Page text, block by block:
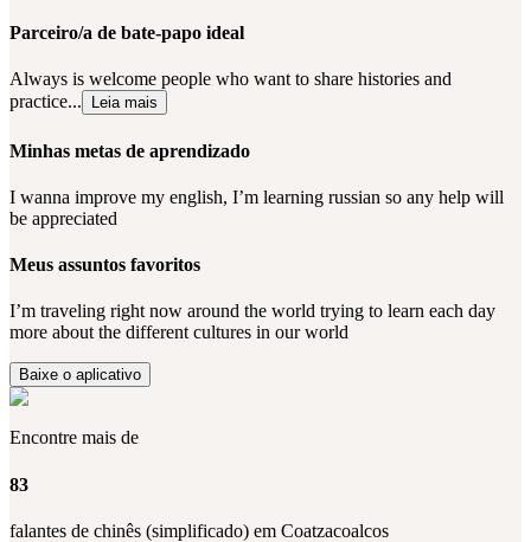
Parceiro/a de bate-papo ideal
Always is welcome people who want to share histories and
practice...
Leia mais
Minhas metas de aprendizado
I wanna improve my english, I’m learning russian so any help will
be appreciated
Meus assuntos favoritos
I’m traveling right now around the world trying to learn each day
more about the different cultures in our world
Baixe o aplicativo
Encontre mais de
83
falantes de chinês (simplificado) em Coatzacoalcos